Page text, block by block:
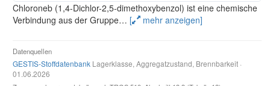
Chloroneb (1,4-Dichlor-2,5-dimethoxybenzol) ist eine chemische
Verbindung aus der Gruppe… [ mehr anzeigen]
Datenquellen
GESTIS-Stoffdatenbank Lagerklasse, Aggregatzustand, Brennbarkeit ·
01.06.2026